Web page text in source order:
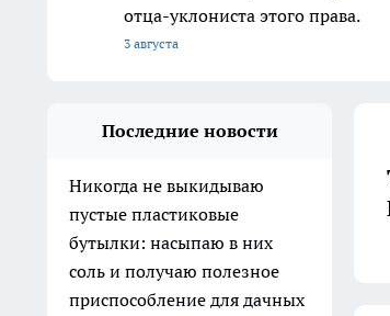
отца-уклониста этого права.
3 августа
Последние новости
Никогда не выкидываю
пустые пластиковые
бутылки: насыпаю в них
соль и получаю полезное
приспособление для дачных